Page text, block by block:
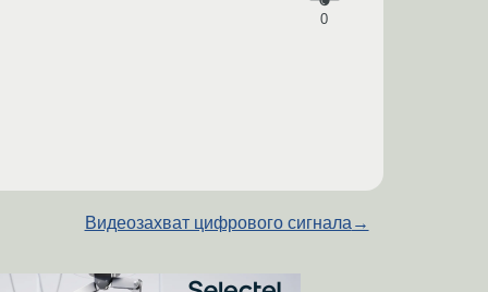
0
Видеозахват цифрового сигнала →